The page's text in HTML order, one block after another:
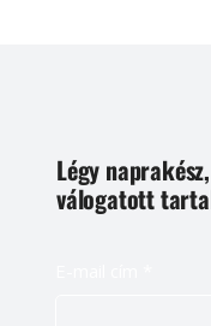
Légy
válogatott